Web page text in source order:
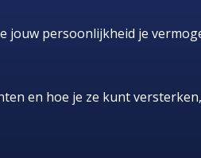
jouw persoonlijkheid je
en hoe je ze kunt